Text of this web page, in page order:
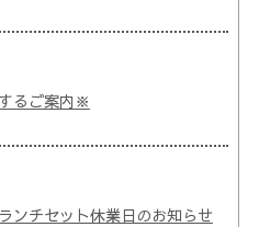
るご案内※
ンチセット休業日のお知らせ